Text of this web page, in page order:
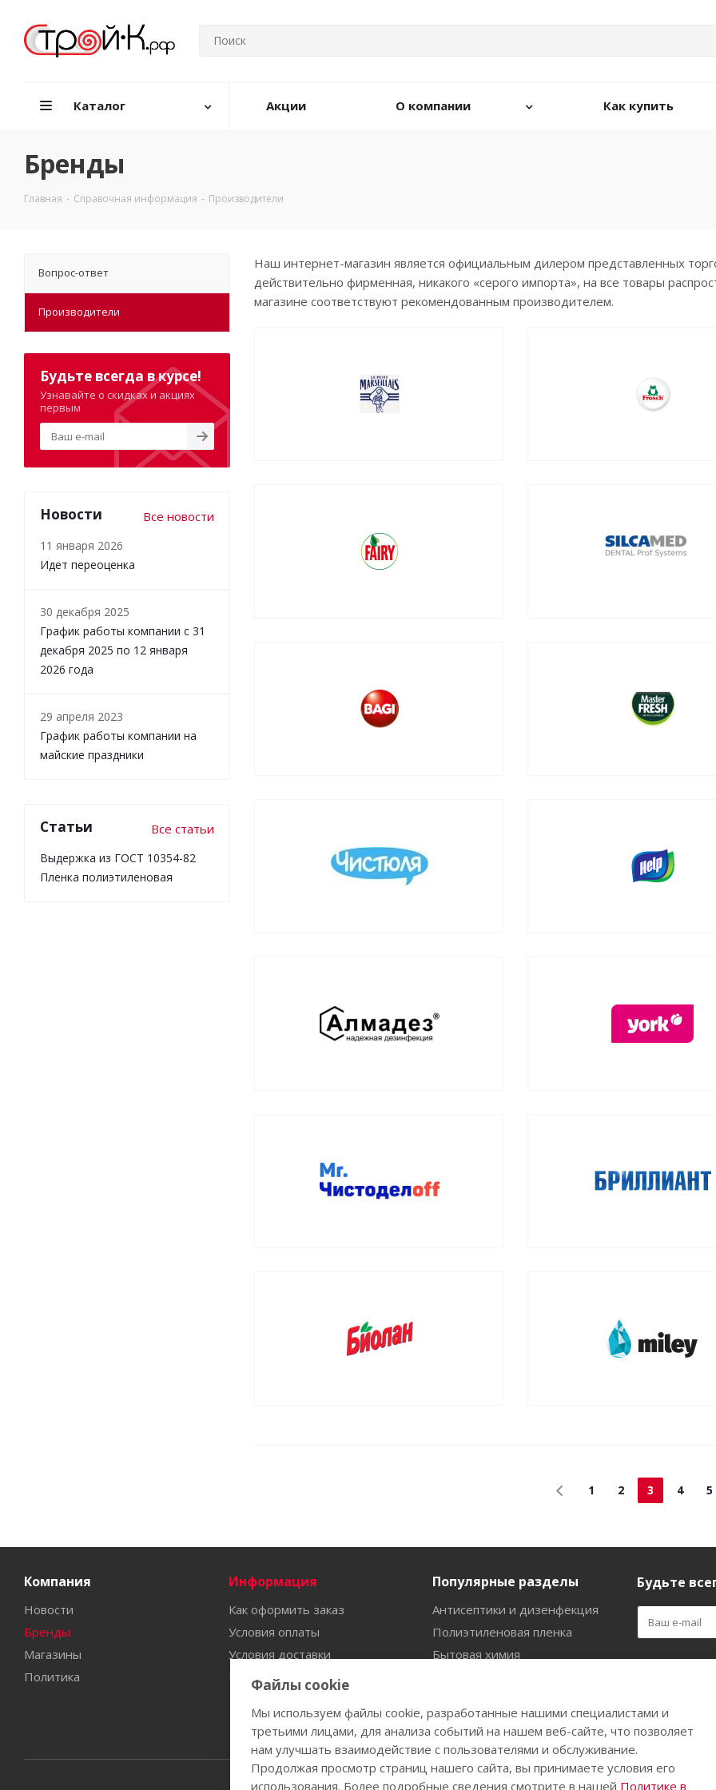
Каталог Акции О компании Как купить
Бренды
Главная - Справочная информация - Производители
Наш интернет-магазин является официальным дилером представленных
действительно фирменная, никакого «серого импорта», на все товары
магазине соответствуют рекомендованным производителем.
1 2 3 4 5
Вопрос-ответ
Производители
Будьте всегда в курсе!
Узнавайте о скидках и акциях
первым
Новости Все новости
11 января 2026
Идет переоценка
30 декабря 2025
График работы компании с 31
декабря 2025 по 12 января
2026 года
29 апреля 2023
График работы компании на
майские праздники
Статьи Все статьи
Выдержка из ГОСТ 10354-82
Пленка полиэтиленовая
Компания
Новости
Бренды
Магазины
Политика
Информация
Как оформить заказ
Условия оплаты
Условия доставки
Гарантия на товар
Популярные разделы
Антисептики и дизенфекция
Полиэтиленовая пленка
Бытовая химия
Бахилы
Будьте
Файлы cookie
Мы используем файлы cookie, разработанные нашими специалистами и
третьими лицами, для анализа событий на нашем веб-сайте, что позволяет
нам улучшать взаимодействие с пользователями и обслуживание.
Продолжая просмотр страниц нашего сайта, вы принимаете условия его
использования. Более подробные сведения смотрите в нашей Политике в